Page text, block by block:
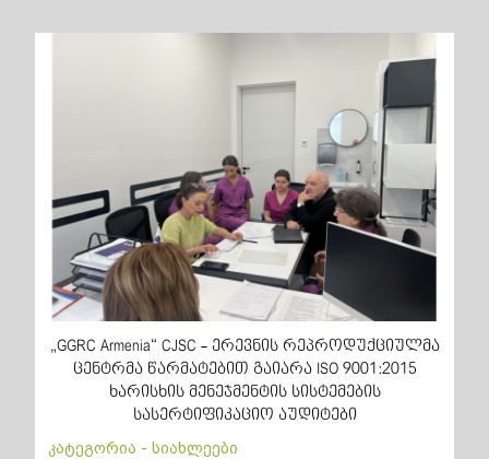
„GGRC Armenia“ CJSC - ერევნის რეპროდუქციულმა
ცენტრმა წარმატებით გაიარა ISO 9001:2015
ხარისხის მენეჯმენტის სისტემების
სასერტიფიკაციო აუდიტები
კატეგორია - სიახლეები